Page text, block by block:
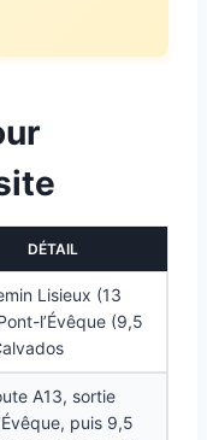
DÉTAIL
Lisieux (13
l’Évêque (9,5
A13, sortie
puis 9,5